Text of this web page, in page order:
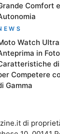
Comfort e
Watch
in
Competere
Gamma
di